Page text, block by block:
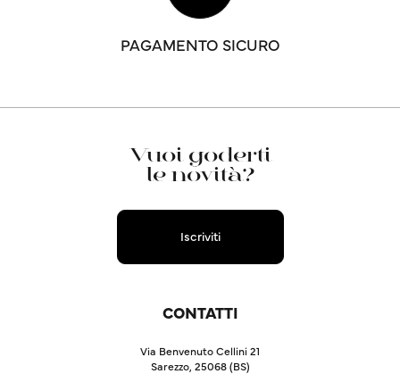
PAGAMENTO SICURO
Vuoi goderti
le novità?
Iscriviti
CONTATTI
Via Benvenuto Cellini 21
Sarezzo, 25068 (BS)